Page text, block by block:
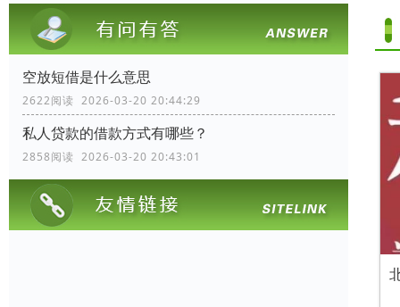
空放短借是什么意思
2622阅读 2026-03-20 20:44:29
私人贷款的借款方式有哪些？
2858阅读 2026-03-20 20:43:01